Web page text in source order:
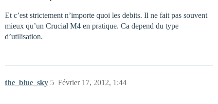
Et c’est strictement n’importe quoi les debits. Il ne fait pas souvent
mieux qu’un Crucial M4 en pratique. Ca depend du type
d’utilisation.
the_blue_sky Février 17, 2012, 1:44
5